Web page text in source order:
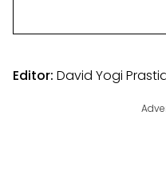
Editor: David Yogi